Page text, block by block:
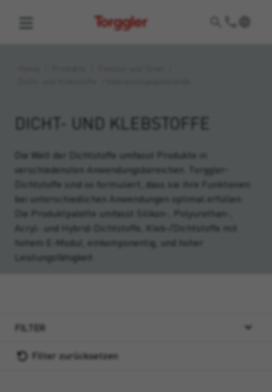
Torggler
DICHT- UND KLEBSTOFFE
Die Welt der Dichtstoffe umfasst Produkte in
verschiedensten Anwendungsbereichen. Torggler-
Dichtstoffe sind so formuliert, dass sie ihre Funktionen
bei unterschiedlichen Anwendungen optimal erfüllen.
Die Produktpalette umfasst Silikon-, Polyurethan-,
Acryl- und Hybrid-Dichtstoffe, Kleb-/Dichtstoffe mit
hohem E-Modul, einkomponentig, und hoher
Leistungsfähigkeit.
FILTER
Filter zurücksetzen